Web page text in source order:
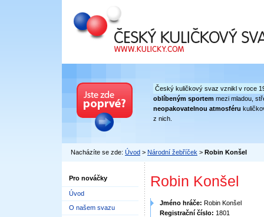
Český kuličkový svaz
Český kuličkový svaz vznikl v roce
oblíbeným sportem mezi mladou,
neopakovatelnou atmosféru
z nich.
Nacházíte se zde: Úvod > Národní žebříček > Robin Konšel
Pro nováčky
Úvod
O našem svazu
Robin Konšel
Jméno hráče: Robin Konšel
Registrační číslo: 1801